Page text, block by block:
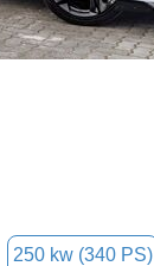
250 kw (340 PS)